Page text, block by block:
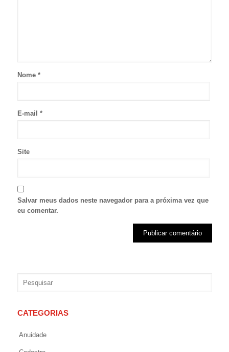
Nome *
E-mail *
Site
Salvar meus dados neste navegador para a próxima vez que
eu comentar.
CATEGORIAS
Anuidade